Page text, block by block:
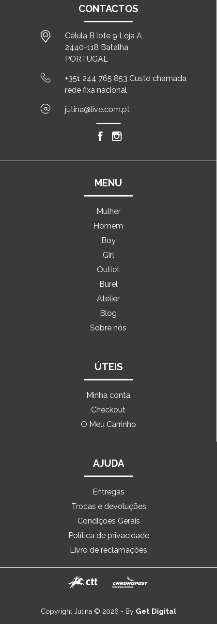
CONTACTOS
Célula B lote 9 Loja A
2440-118 Batalha
PORTUGAL
+351 244 765 853 Custo chamada
rede fixa nacional
jutina@live.com.pt
MENU
Mulher
Homem
Boy
Girl
Outlet
Burel
Atelier
Blog
Sobre nós
ÚTEIS
Minha conta
Checkout
O Meu Carrinho
AJUDA
Entregas
Trocas e devoluções
Condições Gerais
Política de privacidade
Livro de reclamações
Copyright Jutina © 2026 - By Get Digital